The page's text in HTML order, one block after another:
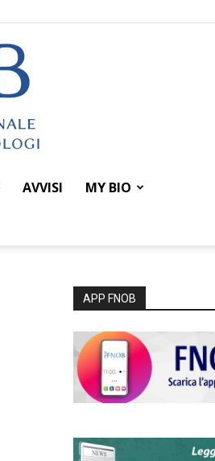
AVVISI MY BIO
APP FNOB